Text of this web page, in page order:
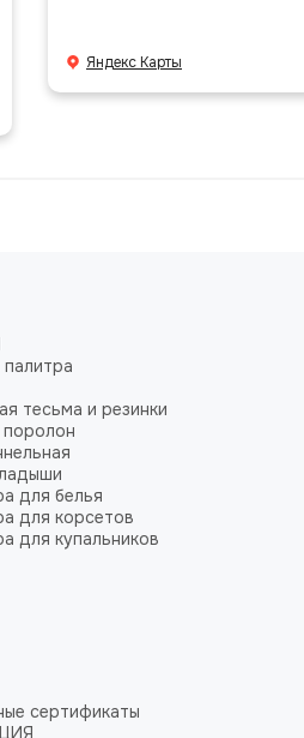
Яндекс Карты
тесьма и резинки
для белья
для корсетов
для купальников
сертификаты